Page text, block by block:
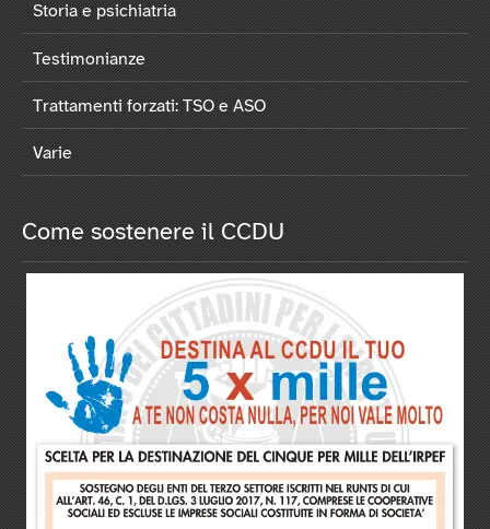
Storia e psichiatria
Testimonianze
Trattamenti forzati: TSO e ASO
Varie
Come sostenere il CCDU